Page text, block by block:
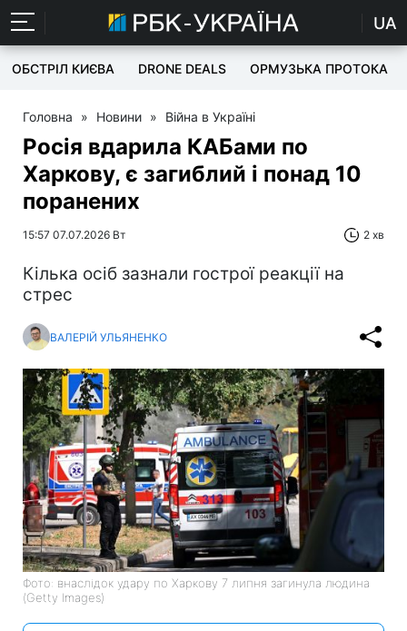
UA
ОБСТРІЛ КИЄВА DRONE DEALS ОРМУЗЬКА ПРОТОКА
Головна » Новини » Війна в Україні
Росія вдарила КАБами по
Харкову, є загиблий і понад 10
поранених
15:57 07.07.2026 Вт 2 хв
Кілька осіб зазнали гострої реакції на
стрес
ВАЛЕРІЙ УЛЬЯНЕНКО
Фото: внаслідок удару по Харкову 7 липня загинула людина
(Getty Images)